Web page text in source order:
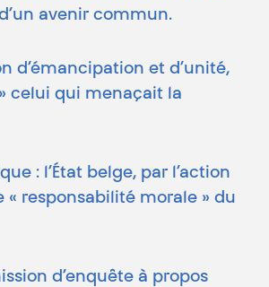
avenir commun.
d’émancipation et d’unité,
celui qui menaçait la
: l’État belge, par l’action
responsabilité morale » du
d’enquête à propos